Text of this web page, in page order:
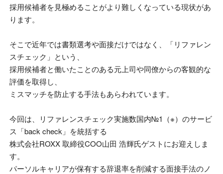
採用候補者を見極めることがより難しくなっている現状があ
ります。
そこで近年では書類選考や面接だけではなく、「リファレン
スチェック」という、
採用候補者と働いたことのある元上司や同僚からの客観的な
評価を取得し、
ミスマッチを防止する手法もあらわれています。
今回は、リファレンスチェック実施数国内№1（※） のサービ
ス「back check 」を統括する
株式会社ROXX取締役COO山田 浩輝氏ゲストにお迎えしま
す。
パーソルキャリアが保有する辞退率を削減する面接手法のノ